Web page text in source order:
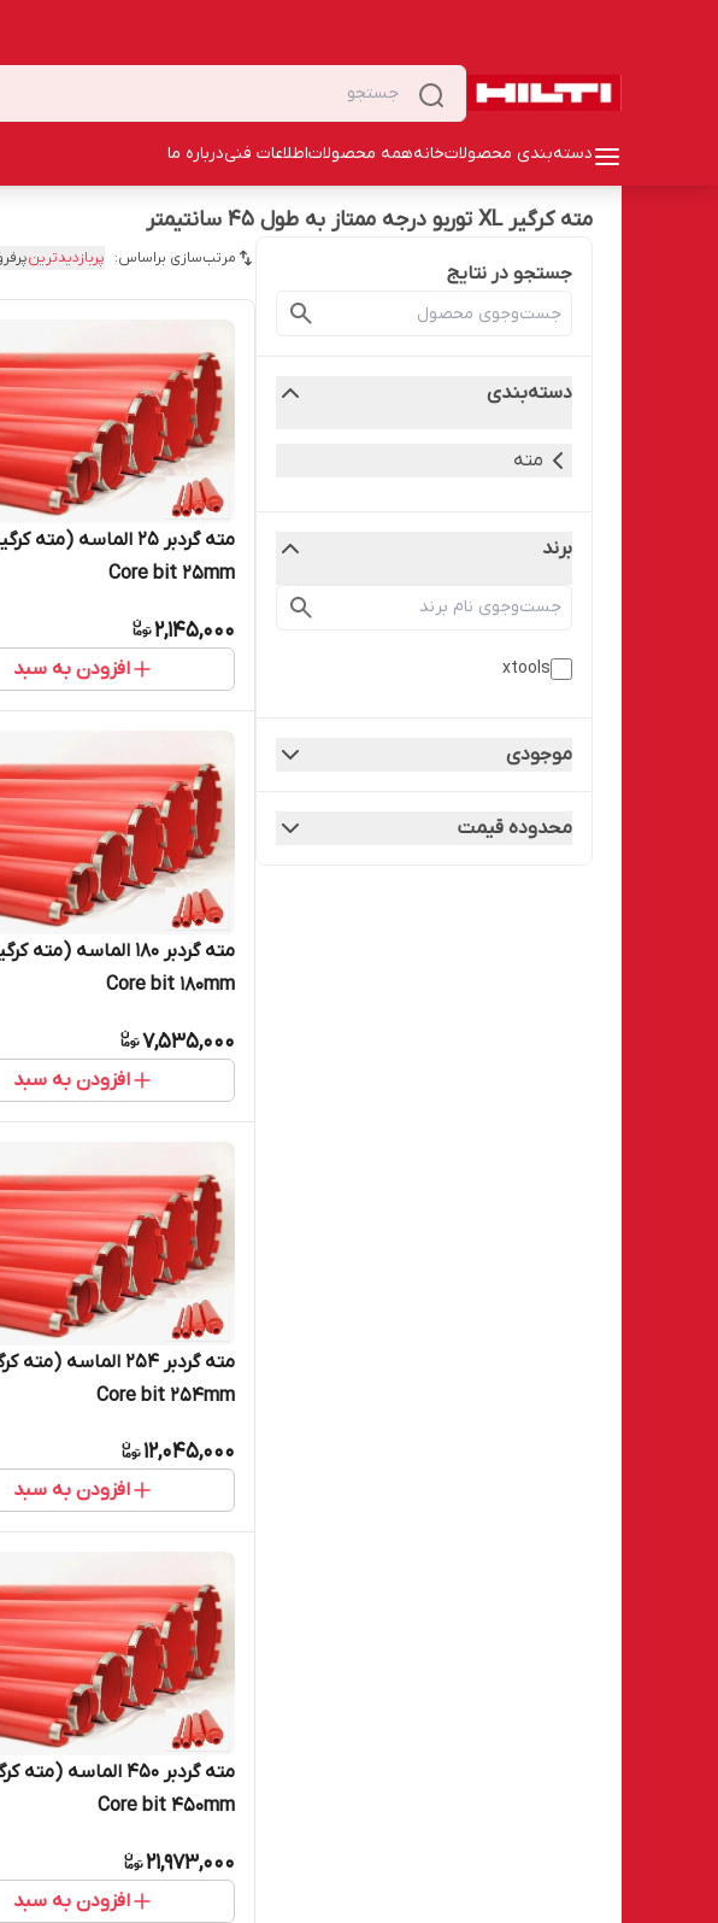
دسته‌بندی محصولاتخانههمه محصولاتاطلاعات فنیدرباره ما
مته کرگیر XL توربو درجه ممتاز به طول 45 سانتیمتر
جستجو در نتایج
دسته‌بندی
مته
برند
xtools
موجودی
محدوده قیمت
مرتب‌سازی براساس: پربازدیدترین
مته گردبر 25 الماسه (مته
Core bit 25mm
2,145,000
افزودن به سبد
مته گردبر 180 الماسه
Core bit 180mm
7,535,000
افزودن به سبد
مته گردبر 254 الماسه
Core bit 254mm
12,045,000
افزودن به سبد
مته گردبر 450 الماسه
Core bit 450mm
21,973,000
افزودن به سبد